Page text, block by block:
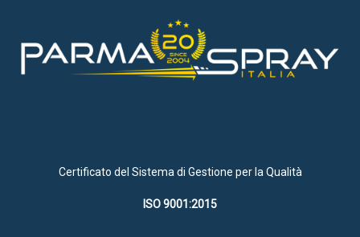
Certificato del Sistema di Gestione per la Qualità
ISO 9001:2015